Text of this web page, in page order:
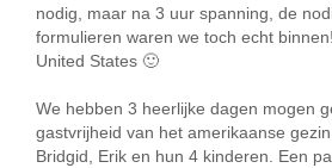
nodig, maar na 3 uur spanning, de
formulieren waren we toch echt
United States 🙂
We hebben 3 heerlijke dagen mogen
gastvrijheid van het amerikaanse
Bridgid, Erik en hun 4 kinderen. Een